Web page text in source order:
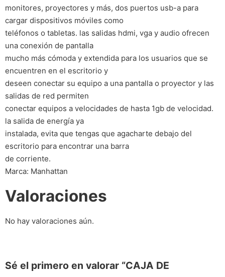
monitores, proyectores y más, dos puertos usb-a para
cargar dispositivos móviles como
teléfonos o tabletas. las salidas hdmi, vga y audio ofrecen
una conexión de pantalla
mucho más cómoda y extendida para los usuarios que se
encuentren en el escritorio y
deseen conectar su equipo a una pantalla o proyector y las
salidas de red permiten
conectar equipos a velocidades de hasta 1gb de velocidad.
la salida de energía ya
instalada, evita que tengas que agacharte debajo del
escritorio para encontrar una barra
de corriente.
Marca: Manhattan
Valoraciones
No hay valoraciones aún.
Sé el primero en valorar “CAJA DE